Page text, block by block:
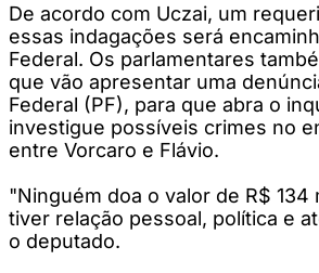
De acordo com Uczai, um
essas indagações será
Federal. Os parlamentares
que vão apresentar uma
Federal (PF), para que abra o
investigue possíveis crimes no
entre Vorcaro e Flávio.
"Ninguém doa o valor de R$ 134
tiver relação pessoal, política e
o deputado.